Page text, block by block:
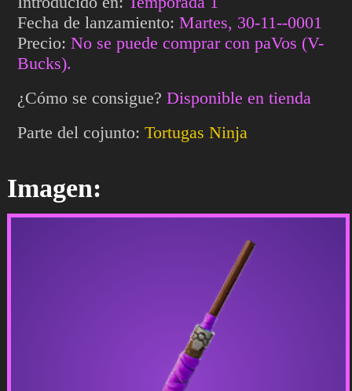
Fecha de lanzamiento:Martes, 30-11--0001
Precio:No se puede comprar con paVos (V-
Bucks).
¿Cómo se consigue?Disponible en tienda
Parte del cojunto:Tortugas Ninja
Imagen: